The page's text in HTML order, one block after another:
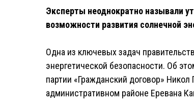
Эксперты неоднократно называли
возможности развития солнечной
Одна из ключевых задач
энергетической безопасности. Об
партии «Гражданский договор»
административном районе Еревана